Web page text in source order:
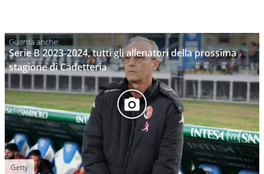
Serie B 2023-2024, tutti gli allenatori della prossima
stagione di Cadetteria
Getty